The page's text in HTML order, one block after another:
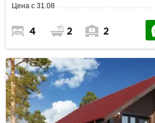
Цена с 31.08
4 2 2